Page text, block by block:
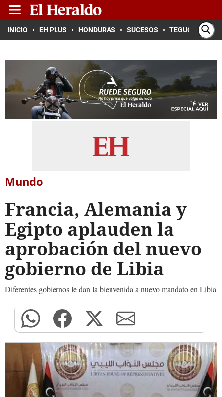
INICIO EH PLUS HONDURAS SUCESOS TEGUCIGALPA
Mundo
Francia, Alemania y
Egipto aplauden la
aprobación del nuevo
gobierno de Libia
Diferentes gobiernos le dan la bienvenida a nuevo mandato en Libia